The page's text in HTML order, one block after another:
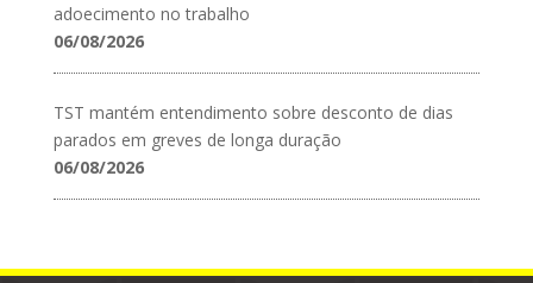
adoecimento no trabalho
06/08/2026
TST mantém entendimento sobre desconto de dias
parados em greves de longa duração
06/08/2026